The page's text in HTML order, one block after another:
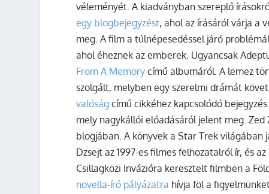
véleményét. A kiadványban szereplő
egy blogbejegyzést, ahol az írásáról várja a
meg. A film a túlnépesedéssel járó
ahol éheznek az emberek. Ugyancsak
From A Memory című albumáról. A lemez
szolgált, melyben egy szerelmi drámát
valóság című cikkéhez kapcsolódó
mely nagykállói előadásáról jelent meg. Zed
blogjában. A könyvek a Star Trek
Dzsejt az 1997-es filmes felhozatalról ír, és
Csillagközi Invázióra keresztelt filmben a
novella-író pályázatra hívja föl a